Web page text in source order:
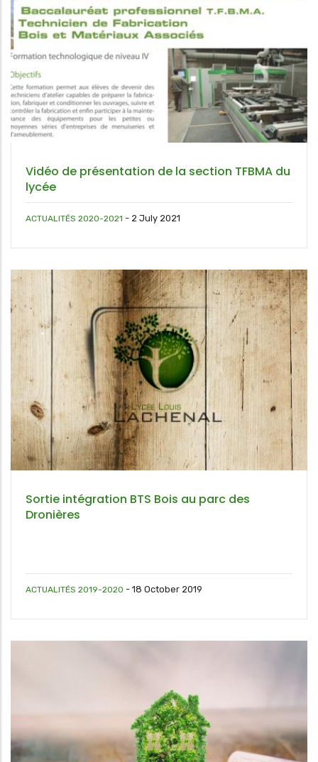
Vidéo de présentation de la section TFBMA du
lycée
ACTUALITÉS 2020-2021 - 2 July 2021
Sortie intégration BTS Bois au parc des
Dronières
ACTUALITÉS 2019-2020 - 18 October 2019